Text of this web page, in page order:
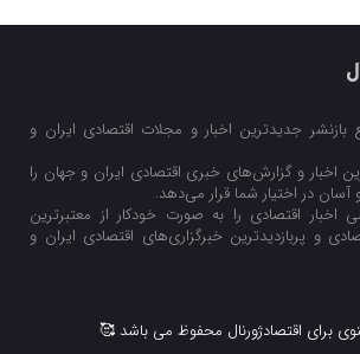
بازنشر جدیدترین اخبار و مجلات اقتصادی ایران و
اخبار و گزارش‌های خبری اقتصادی ایران و جهان را
در اختیار شما قرار می‌‌دهد.
اخبار اقتصادی را به صورت خودکار از معتبرترین
و پربازدیدترین خبرگزاری‌های اقتصادی ایران و
برای اقتصادژورنال محفوظ می باشد 🥰